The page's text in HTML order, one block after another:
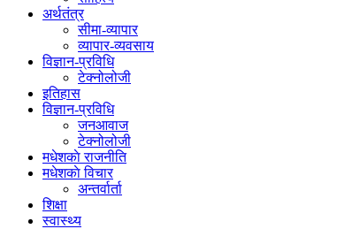
अर्थतंत्र
सीमा-व्यापार
व्यापार-व्यवसाय
विज्ञान-प्रविधि
टेक्नोलोजी
इतिहास
विज्ञान-प्रविधि
जनआवाज
टेक्नोलोजी
मधेशकाे राजनीति
मधेशकाे विचार
अन्तर्वार्ता
शिक्षा
स्वास्थ्य